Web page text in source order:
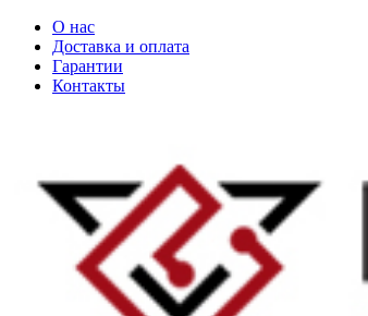
О нас
Доставка и оплата
Гарантии
Контакты